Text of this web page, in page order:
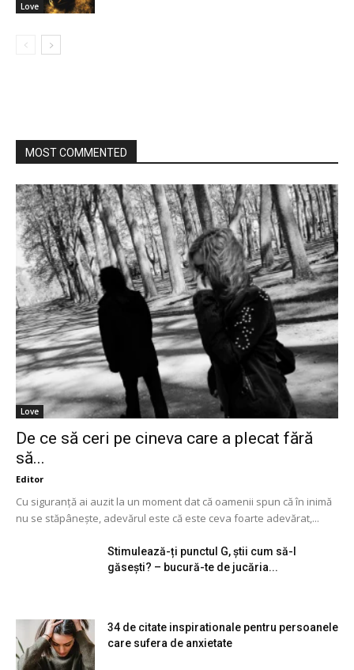
Love
MOST COMMENTED
Love
De ce să ceri pe cineva care a plecat fără
să...
Editor
Cu siguranță ai auzit la un moment dat că oamenii spun că în inimă
nu se stăpânește, adevărul este că este ceva foarte adevărat,...
Stimulează-ți punctul G, știi cum să-l
găsești? – bucură-te de jucăria...
34 de citate inspirationale pentru persoanele
care sufera de anxietate